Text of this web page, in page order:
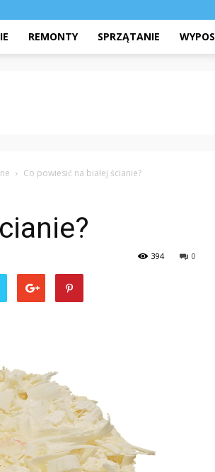
REMONTY SPRZĄTANIE
Co powiesić na białej ścianie?
0
394